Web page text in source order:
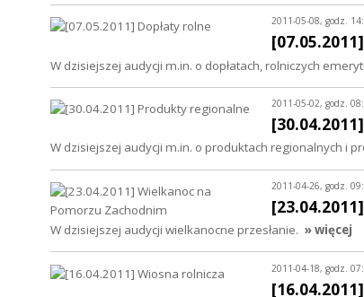
2011-05-08, godz.
W dzisiejszej audycji m.in. o dopłatach, rolniczych
2011-05-02, godz.
W dzisiejszej audycji m.in. o produktach regionalnych i
2011-04-26, godz.
W dzisiejszej audycji wielkanocne przesłanie. » więcej
2011-04-18, godz.